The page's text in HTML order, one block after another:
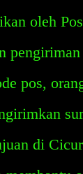
oleh
pos,
di